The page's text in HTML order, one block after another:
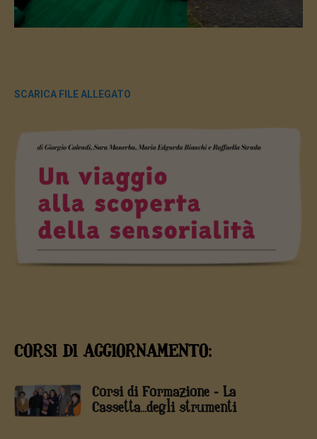
SCARICA FILE ALLEGATO
CORSI DI AGGIORNAMENTO:
Corsi di Formazione - La
Cassetta...degli strumenti